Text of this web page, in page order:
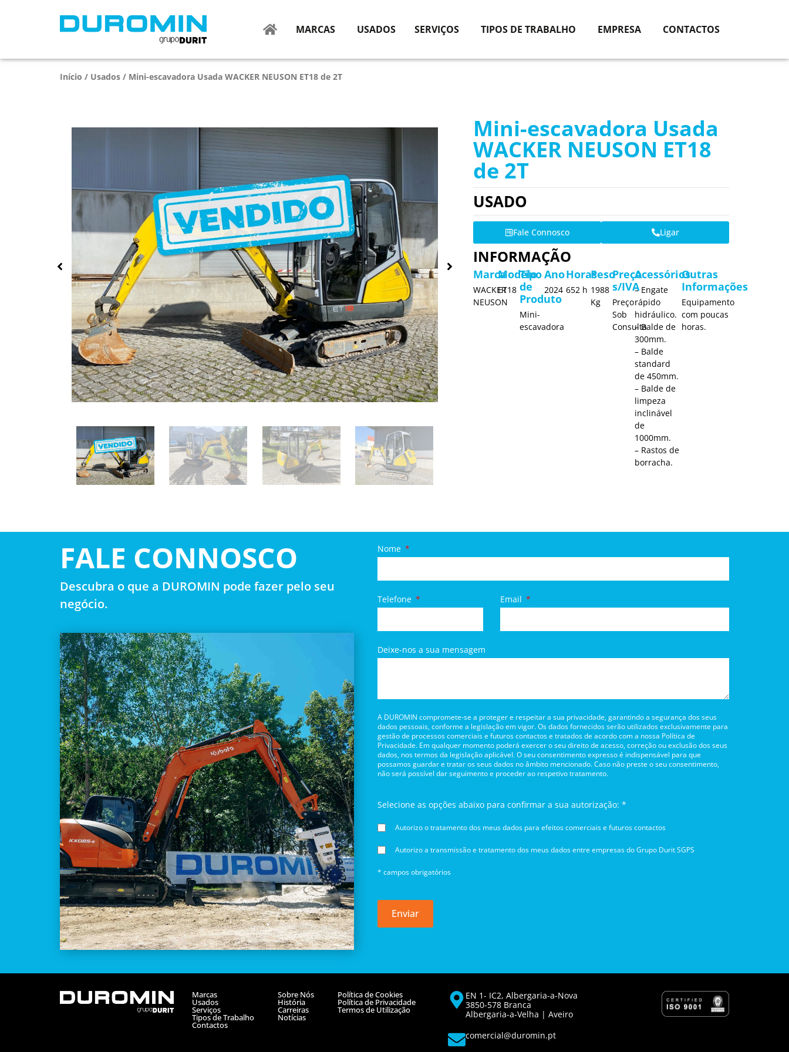
MARCAS USADOS SERVIÇOS TIPOS DE TRABALHO EMPRESA CONTACTOS
Início / Usados / Mini-escavadora Usada WACKER NEUSON ET18 de 2T
Mini-escavadora Usada
WACKER NEUSON ET18
de 2T
USADO
Fale Connosco Ligar
INFORMAÇÃO
Marca
WACKER
NEUSON
Modelo
ET18
Tipo
de
Produto
Mini-
escavadora
Ano
2024
Horas
652 h
Peso
1988
Kg
Preço
s/IVA
Preço
Sob
Consulta
Acessórios
– Engate
rápido
hidráulico.
– Balde de
300mm.
– Balde
standard
de 450mm.
– Balde de
limpeza
inclinável
de
1000mm.
– Rastos de
borracha.
Outras
Informações
Equipamento
com poucas
horas.
FALE CONNOSCO
Descubra o que a DUROMIN pode fazer pelo seu
negócio.
Nome
Telefone Email
Deixe-nos a sua mensagem
A DUROMIN compromete-se a proteger e respeitar a sua privacidade, garantindo a segurança dos seus
dados pessoais, conforme a legislação em vigor. Os dados fornecidos serão utilizados exclusivamente para
gestão de processos comerciais e futuros contactos e tratados de acordo com a nossa Política de
Privacidade. Em qualquer momento poderá exercer o seu direito de acesso, correção ou exclusão dos seus
dados, nos termos da legislação aplicável. O seu consentimento expresso é indispensável para que
possamos guardar e tratar os seus dados no âmbito mencionado. Caso não preste o seu consentimento,
não será possível dar seguimento e proceder ao respetivo tratamento.
Selecione as opções abaixo para confirmar a sua autorização: *
Autorizo o tratamento dos meus dados para efeitos comerciais e futuros contactos
Autorizo a transmissão e tratamento dos meus dados entre empresas do Grupo Durit SGPS
* campos obrigatórios
Enviar
Marcas
Usados
Serviços
Tipos de Trabalho
Contactos
Sobre Nós
História
Carreiras
Notícias
Política de Cookies
Política de Privacidade
Termos de Utilização
EN 1- IC2, Albergaria-a-Nova
3850-578 Branca
Albergaria-a-Velha | Aveiro
comercial@duromin.pt